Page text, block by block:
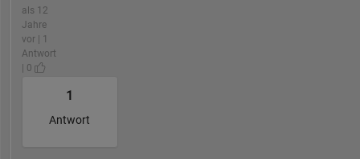
als 12
Jahre
vor | 1
Antwort
| 0
1
Antwort